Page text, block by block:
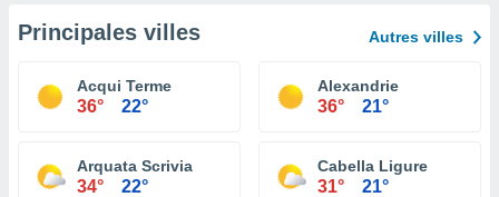
Principales villes Autres villes
Acqui Terme
36° 22°
Alexandrie
36° 21°
Arquata Scrivia
34° 22°
Cabella Ligure
31° 21°